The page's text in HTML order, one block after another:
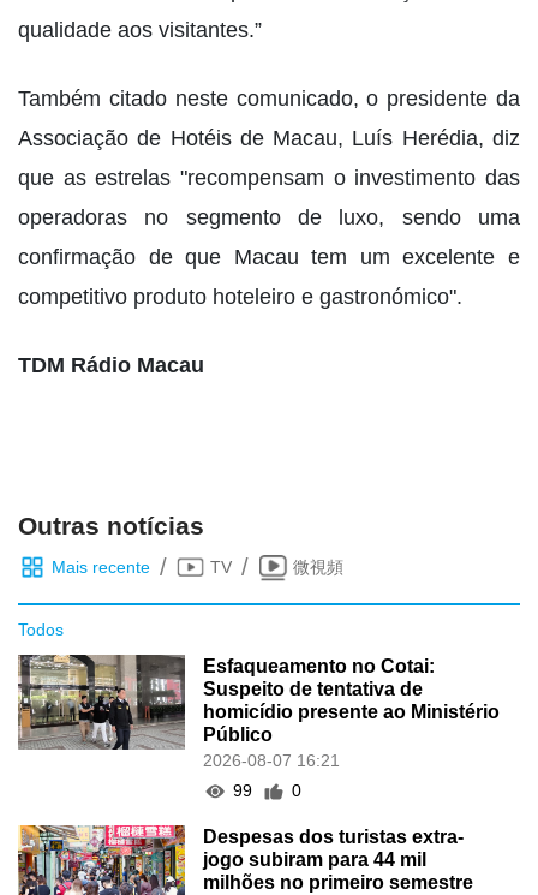
qualidade aos visitantes.”
Também citado neste comunicado, o presidente da
Associação de Hotéis de Macau, Luís Herédia, diz
que as estrelas "recompensam o investimento das
operadoras no segmento de luxo, sendo uma
confirmação de que Macau tem um excelente e
competitivo produto hoteleiro e gastronómico".
TDM Rádio Macau
Outras notícias
Mais recente / TV / 微視頻
Todos
Esfaqueamento no Cotai:
Suspeito de tentativa de
homicídio presente ao Ministério
Público
2026-08-07 16:21
99
0
Despesas dos turistas extra-
jogo subiram para 44 mil
milhões no primeiro semestre